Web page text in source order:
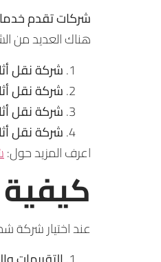
شركات تقدم
هناك العديد من
شركة نقل
شركة نقل
شركة نقل
شركة نقل
اعرف المزيد حول:
عند اختيار شركة